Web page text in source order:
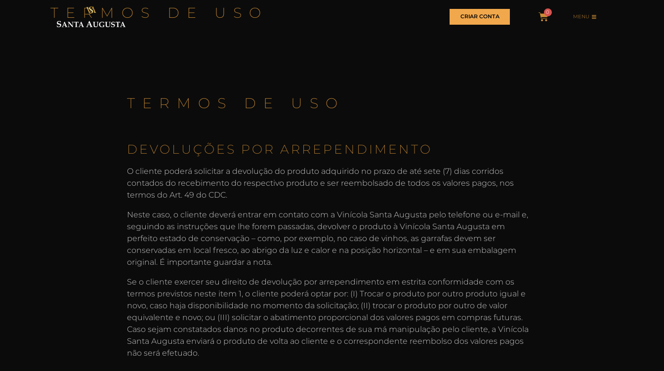
CRIAR CONTA MENU
TERMOS DE USO
TERMOS DE USO
DEVOLUÇÕES POR ARREPENDIMENTO
O cliente poderá solicitar a devolução do produto adquirido no prazo de até sete (7) dias corridos
contados do recebimento do respectivo produto e ser reembolsado de todos os valores pagos, nos
termos do Art. 49 do CDC.
Neste caso, o cliente deverá entrar em contato com a Vinícola Santa Augusta pelo telefone ou e-mail e,
seguindo as instruções que lhe forem passadas, devolver o produto à Vinícola Santa Augusta em
perfeito estado de conservação – como, por exemplo, no caso de vinhos, as garrafas devem ser
conservadas em local fresco, ao abrigo da luz e calor e na posição horizontal – e em sua embalagem
original. É importante guardar a nota.
Se o cliente exercer seu direito de devolução por arrependimento em estrita conformidade com os
termos previstos neste item 1, o cliente poderá optar por: (I) Trocar o produto por outro produto igual e
novo, caso haja disponibilidade no momento da solicitação; (II) trocar o produto por outro de valor
equivalente e novo; ou (III) solicitar o abatimento proporcional dos valores pagos em compras futuras.
Caso sejam constatados danos no produto decorrentes de sua má manipulação pelo cliente, a Vinícola
Santa Augusta enviará o produto de volta ao cliente e o correspondente reembolso dos valores pagos
não será efetuado.